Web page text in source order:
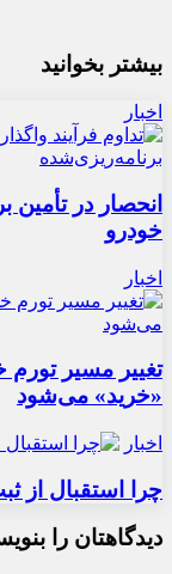
بیشتر بخوانید
اخبار
انحصار در
خودرو
اخبار
تغییر مسیر تورم
«خرید» می‌شود
اخبار
چرا استقبال از
دیدگاهتان را